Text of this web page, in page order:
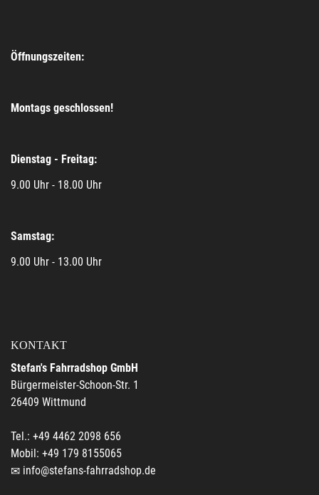
Öffnungszeiten:
Montags geschlossen!
Dienstag - Freitag:
9.00 Uhr - 18.00 Uhr
Samstag:
9.00 Uhr - 13.00 Uhr
KONTAKT
Stefan's Fahrradshop GmbH
Bürgermeister-Schoon-Str. 1
26409 Wittmund
Tel.: +49 4462 2098 656
Mobil: +49 179 8155065
info@stefans-fahrradshop.de